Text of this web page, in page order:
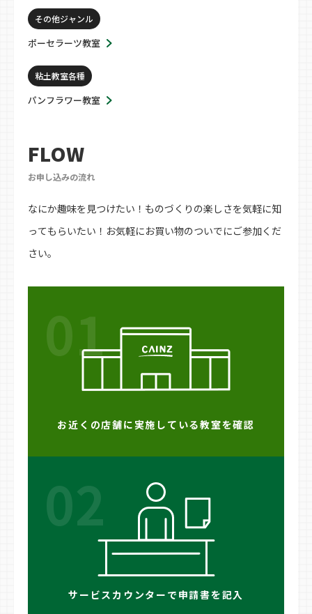
その他ジャンル
ポーセラーツ教室
粘土教室各種
パンフラワー教室
FLOW
お申し込みの流れ
なにか趣味を見つけたい！ものづくりの楽しさを気軽に知
ってもらいたい！お気軽にお買い物のついでにご参加くだ
さい。
01
お近くの店舗に実施している教室を確認
02
サービスカウンターで申請書を記入